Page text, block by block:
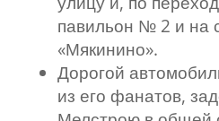
павильон № 2 и на
«Мякинино».
Дорогой
из его фанатов,